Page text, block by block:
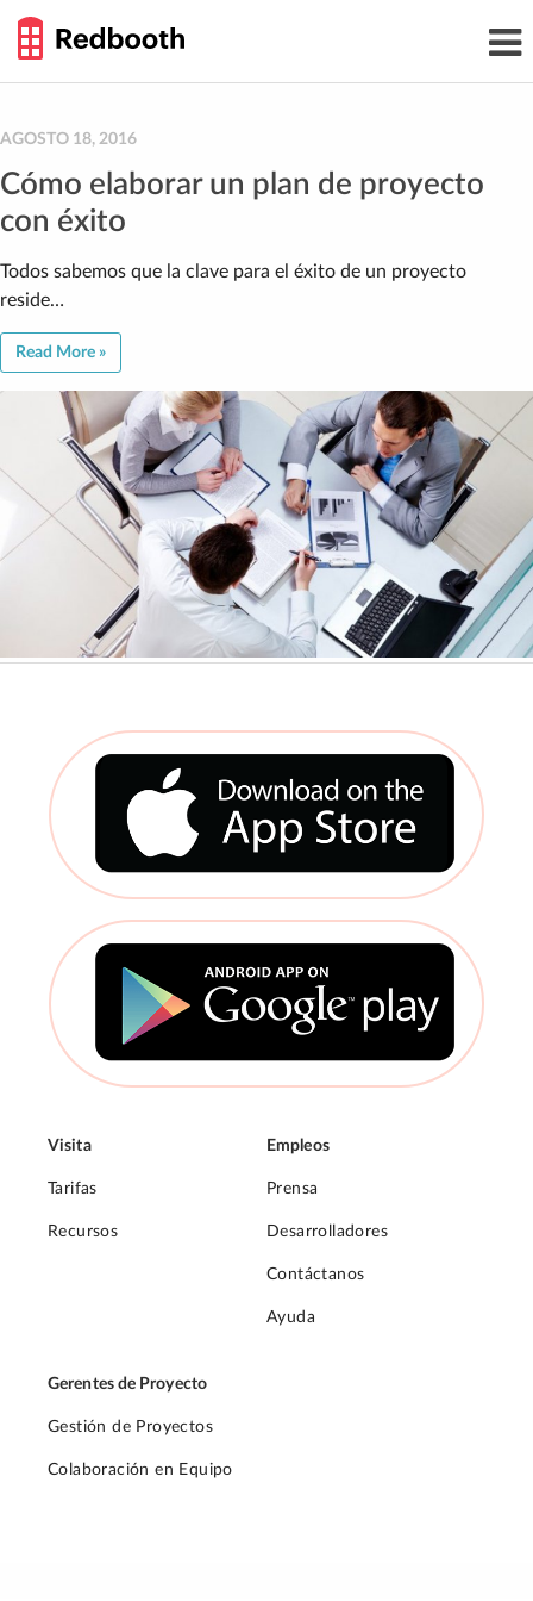
content
GUIDE
AGOSTO 18, 2016
Cómo elaborar un plan de proyecto
con éxito
Todos sabemos que la clave para el éxito de un proyecto
reside…
Read More »
Visita
Tarifas
Recursos
Empleos
Prensa
Desarrolladores
Contáctanos
Ayuda
Gerentes de Proyecto
Gestión de Proyectos
Colaboración en Equipo